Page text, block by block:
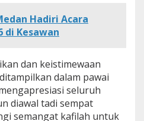
Hadiri Acara
di Kesawan
dan keistimewaan
dalam pawai
seluruh
diawal tadi sempat
semangat kafilah untuk